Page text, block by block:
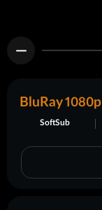
SoftSub
BluRay 1080p